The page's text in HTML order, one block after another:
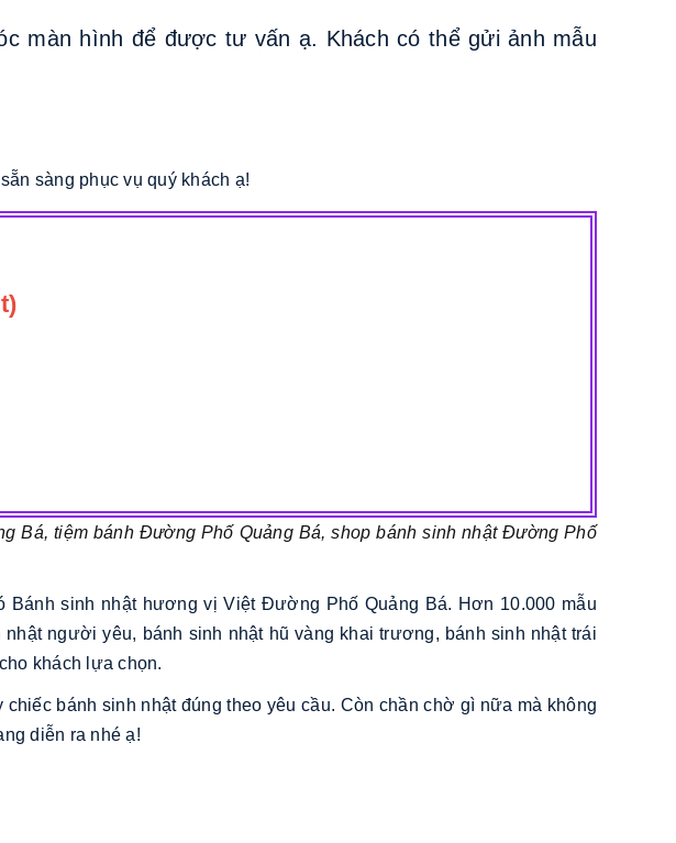
màn hình để được tư vấn ạ. Khách có thể gửi ảnh mẫu
sẵn sàng phục vụ quý khách ạ!
Bá, tiệm bánh Đường Phố Quảng Bá, shop bánh sinh nhật Đường Phố
sinh nhật hương vị Việt Đường Phố Quảng Bá. Hơn 10.000 mẫu
người yêu, bánh sinh nhật hũ vàng khai trương, bánh sinh nhật trái
khách lựa chọn.
bánh sinh nhật đúng theo yêu cầu. Còn chần chờ gì nữa mà không
diễn ra nhé ạ!